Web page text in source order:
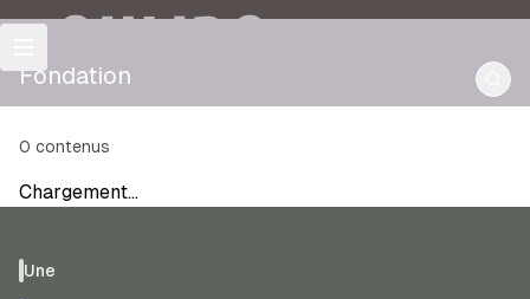
OULIPO
Fondation
0 contenus
Chargement…
Une